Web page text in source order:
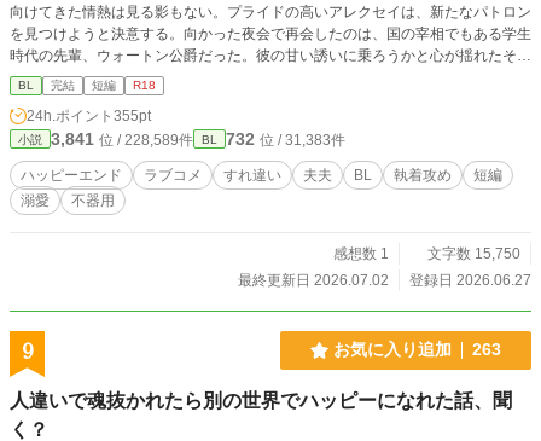
向けてきた情熱は見る影もない。プライドの高いアレクセイは、新たなパトロン
を見つけようと決意する。向かった夜会で再会したのは、国の宰相でもある学生
時代の先輩、ウォートン公爵だった。彼の甘い誘いに乗ろうかと心が揺れたその
瞬間、強く腕を掴まれ阻まれた。 「こんな所で男漁りとはいいご身分だな」 冷
え切ったはずの夫が見せる独占欲。彼の真意とは一体…？すれ違い続けた2人の
行く末は？
BL 完結 短編 R18
24h.ポイント 355pt
小説 3,841 位 / 228,589件 BL 732 位 / 31,383件
ハッピーエンド ラブコメ すれ違い 夫夫 BL 執着攻め
短編
溺愛
不器用
感想数 1
文字数 15,750
最終更新日 2026.07.02
登録日 2026.06.27
9 お気に入り追加 263
人違いで魂抜かれたら別の世界でハッピーになれた話、聞
く？